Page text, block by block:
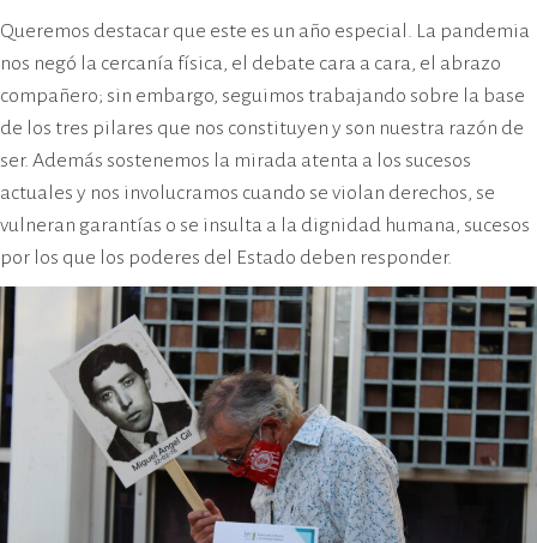
Queremos destacar que este es un año especial. La pandemia
nos negó la cercanía física, el debate cara a cara, el abrazo
compañero; sin embargo, seguimos trabajando sobre la base
de los tres pilares que nos constituyen y son nuestra razón de
ser. Además sostenemos la mirada atenta a los sucesos
actuales y nos involucramos cuando se violan derechos, se
vulneran garantías o se insulta a la dignidad humana, sucesos
por los que los poderes del Estado deben responder.